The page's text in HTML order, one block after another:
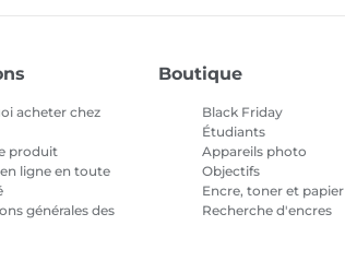
acheter chez
produit
ligne en toute
générales des
Boutique
Black Friday
Étudiants
Appareils photo
Objectifs
Encre, toner et papier
Recherche d'encres